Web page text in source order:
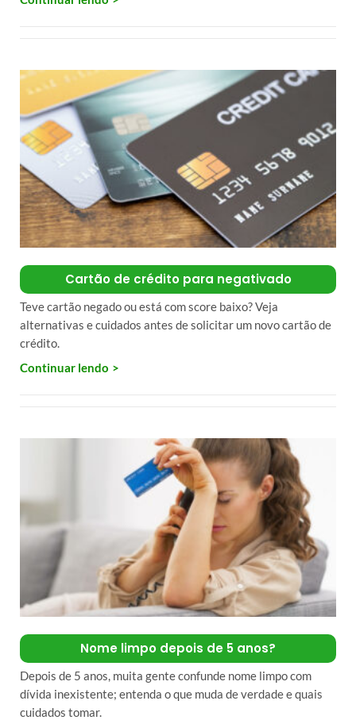
Cartão de crédito para negativado
Teve cartão negado ou está com score baixo? Veja
alternativas e cuidados antes de solicitar um novo cartão de
crédito.
Continuar lendo
Nome limpo depois de 5 anos?
Depois de 5 anos, muita gente confunde nome limpo com
dívida inexistente; entenda o que muda de verdade e quais
cuidados tomar.